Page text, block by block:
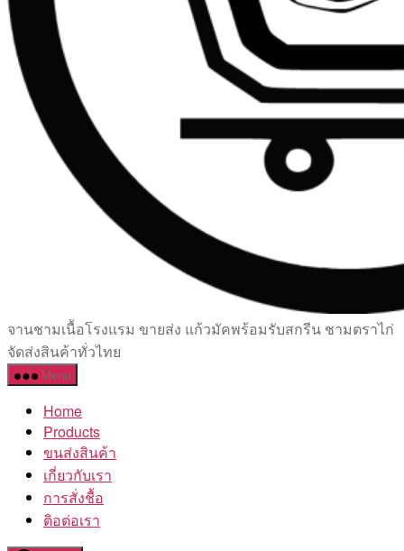
เซรามิค
ครบ
ครัน
โรงงาน
จานชามเนื้อโรงแรม ขายส่ง แก้วมัคพร้อมรับสกรีน ชามตราไก่
จัดส่งสินค้าทั่วไทย
Menu
Home
Products
ขนส่งสินค้า
เกี่ยวกับเรา
การสั่งชื้อ
ติอต่อเรา